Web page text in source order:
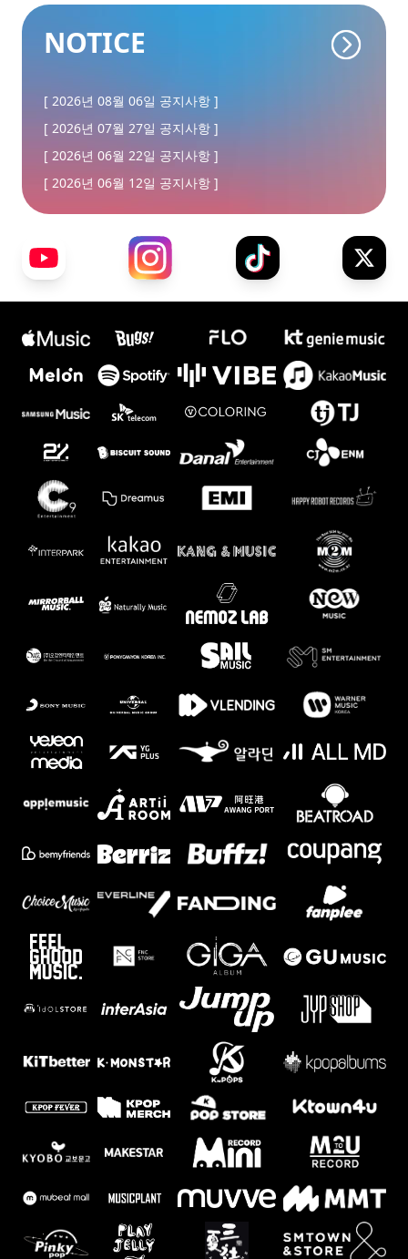
NOTICE
[ 2026년 08월 06일 공지사항 ]
[ 2026년 07월 27일 공지사항 ]
[ 2026년 06월 22일 공지사항 ]
[ 2026년 06월 12일 공지사항 ]